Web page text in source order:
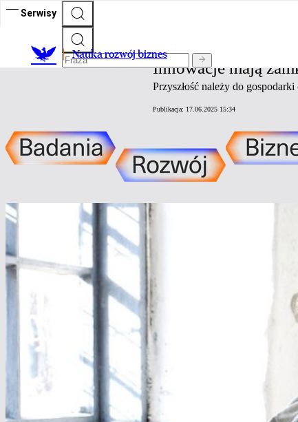
Serwisy
Nauka rozwój biznes
Innowacje mają
Przyszłość należy do
Publikacja: 17.06.2025 15:34